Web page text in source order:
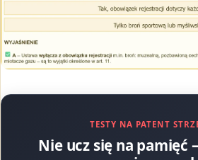
TESTY NA PATENT
Nie ucz się na pamięć